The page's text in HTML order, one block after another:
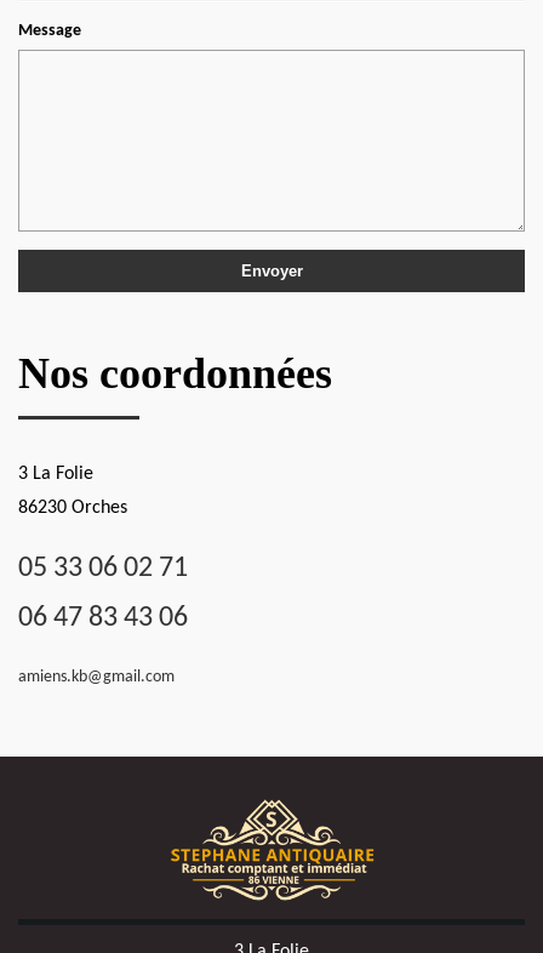
Message
Nos coordonnées
3 La Folie
86230 Orches
05 33 06 02 71
06 47 83 43 06
amiens.kb@gmail.com